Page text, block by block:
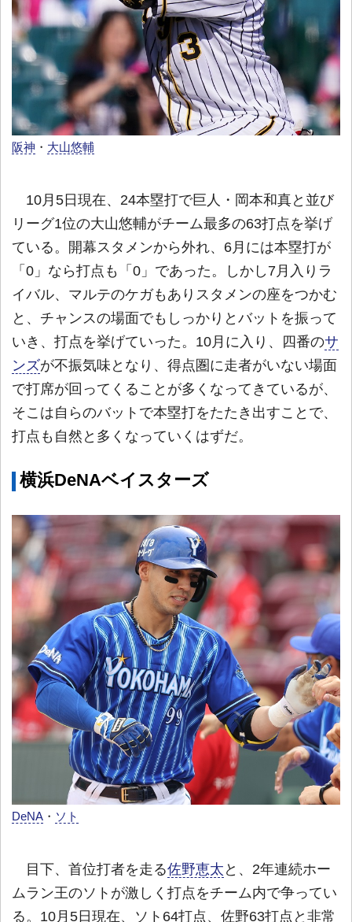
阪神 ・ 大山悠輔
10月5日現在、24本塁打で巨人・岡本和真と並び
リーグ1位の大山悠輔がチーム最多の63打点を挙げ
ている。開幕スタメンから外れ、6月には本塁打が
「0」なら打点も「0」であった。しかし7月入りラ
イバル、マルテのケガもありスタメンの座をつかむ
と、チャンスの場面でもしっかりとバットを振って
いき、打点を挙げていった。10月に入り、四番のサ
ンズが不振気味となり、得点圏に走者がいない場面
で打席が回ってくることが多くなってきているが、
そこは自らのバットで本塁打をたたき出すことで、
打点も自然と多くなっていくはずだ。
横浜DeNAベイスターズ
DeNA ・ ソト
目下、首位打者を走る佐野恵太 と、2年連続ホー
ムラン王のソトが激しく打点をチーム内で争ってい
る。10月5日現在、ソト64打点、佐野63打点と非常